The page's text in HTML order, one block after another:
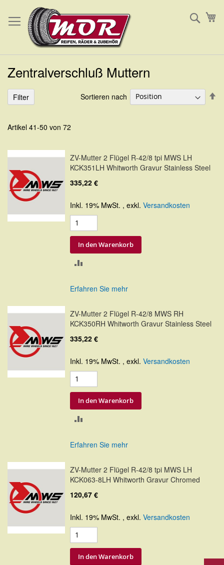
zum
Zentralverschluß Muttern
Artikel 41-50 von 72
Sortieren nach
ZV-Mutter 2 Flügel R-42/8 tpi MWS LH
KCK351LH Whitworth Gravur Stainless Steel
335,22 €
Inkl. 19% MwSt. , exkl. Versandkosten
In den Warenkorb
Erfahren Sie mehr
ZV-Mutter 2 Flügel R-42/8 MWS RH
KCK350RH Whitworth Gravur Stainless Steel
335,22 €
Inkl. 19% MwSt. , exkl. Versandkosten
In den Warenkorb
Erfahren Sie mehr
ZV-Mutter 2 Flügel R-42/8 tpi MWS LH
KCK063-8LH Whitworth Gravur Chromed
120,67 €
Inkl. 19% MwSt. , exkl. Versandkosten
In den Warenkorb
Filter